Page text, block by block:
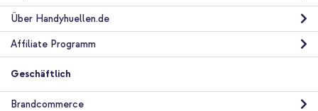
Über Handyhuellen.de
Affiliate Programm
Geschäftlich
Brandcommerce